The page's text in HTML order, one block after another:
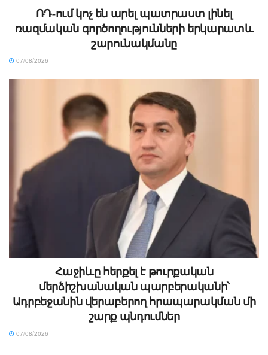
ՌԴ-ում կոչ են արել պատրաստ լինել
ռազմական գործողությունների երկարատև
շարունակմանը
07/08/2026
Հաջիևը հերքել է թուրքական
մերձիշխանական պարբերականի՝
Ադրբեջանին վերաբերող հրապարակման մի
շարք պնդումներ
07/08/2026